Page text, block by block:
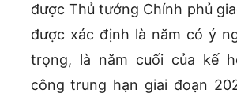
được Thủ tướng Chính phủ
được xác định là năm có ý
trọng, là năm cuối của kế
công trung hạn giai đoạn